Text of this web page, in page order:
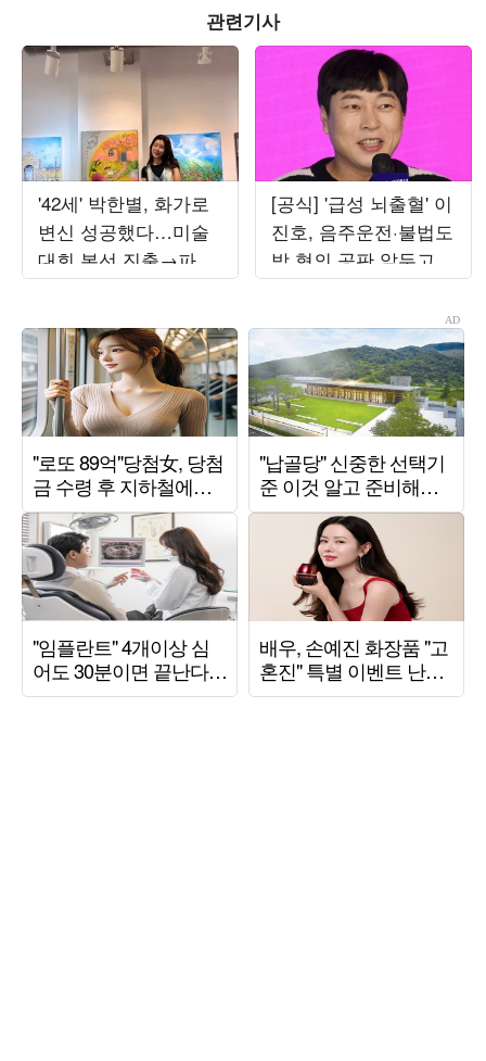
관련기사
'42세' 박한별, 화가로
변신 성공했다…미술
대회 본선 진출→파리
초대전까지 '못 하는
[공식] '급성 뇌출혈' 이
진호, 음주운전·불법도
박 혐의 공판 앞두고
퇴원했다…"안정 취하